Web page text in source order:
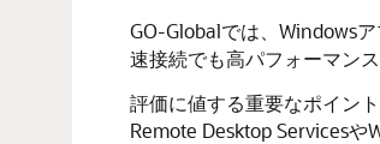
GO-Globalでは、Windows
速接続でも高パフォーマン
評価に値する重要なポイン
Remote Desktop Services